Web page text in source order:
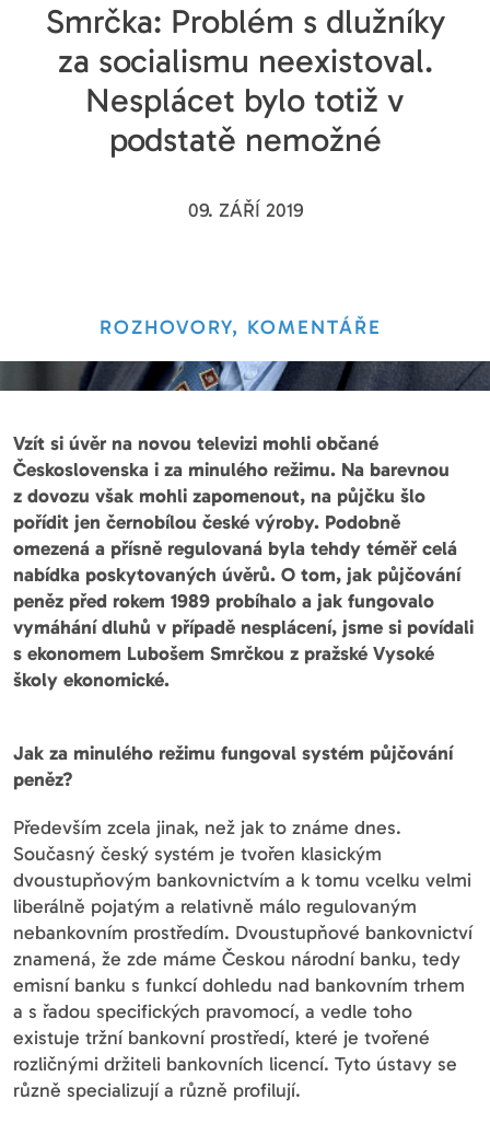
Smrčka: Problém s dlužníky
za socialismu neexistoval.
Nesplácet bylo totiž v
podstatě nemožné
09. ZÁŘÍ 2019
ROZHOVORY, KOMENTÁŘE
Vzít si úvěr na novou televizi mohli občané
Československa i za minulého režimu. Na barevnou
z dovozu však mohli zapomenout, na půjčku šlo
pořídit jen černobílou české výroby. Podobně
omezená a přísně regulovaná byla tehdy téměř celá
nabídka poskytovaných úvěrů. O tom, jak půjčování
peněz před rokem 1989 probíhalo a jak fungovalo
vymáhání dluhů v případě nesplácení, jsme si povídali
s ekonomem Lubošem Smrčkou z pražské Vysoké
školy ekonomické.
Jak za minulého režimu fungoval systém půjčování
peněz?
Především zcela jinak, než jak to známe dnes.
Současný český systém je tvořen klasickým
dvoustupňovým bankovnictvím a k tomu vcelku velmi
liberálně pojatým a relativně málo regulovaným
nebankovním prostředím. Dvoustupňové bankovnictví
znamená, že zde máme Českou národní banku, tedy
emisní banku s funkcí dohledu nad bankovním trhem
a s řadou specifických pravomocí, a vedle toho
existuje tržní bankovní prostředí, které je tvořené
rozličnými držiteli bankovních licencí. Tyto ústavy se
různě specializují a různě profilují.